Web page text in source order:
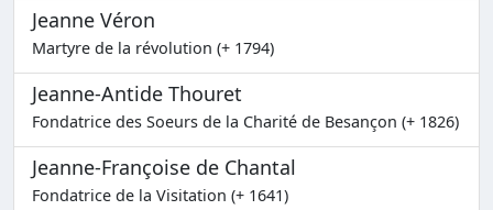
Jeanne Véron
Martyre de la révolution (+ 1794)
Jeanne-Antide Thouret
Fondatrice des Soeurs de la Charité de Besançon (+ 1826)
Jeanne-Françoise de Chantal
Fondatrice de la Visitation (+ 1641)